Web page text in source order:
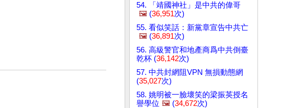
54. 「靖國神社」是中共的偉哥
🖼️ (36,951次)
55. 看似笑話：新黨章宣告中共亡
🖼️ (36,891次)
56. 高級警官和地產商爲中共倒臺
乾杯 (36,142次)
57. 中共封網阻VPN 無損動態網
(35,027次)
58. 姚明被一臉壞笑的梁振英授名
譽學位 🖼️ (34,672次)